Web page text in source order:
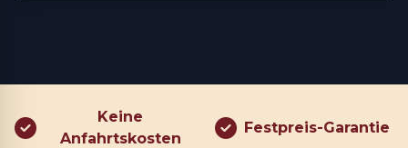
Keine
Anfahrtskosten
Festpreis-Garantie